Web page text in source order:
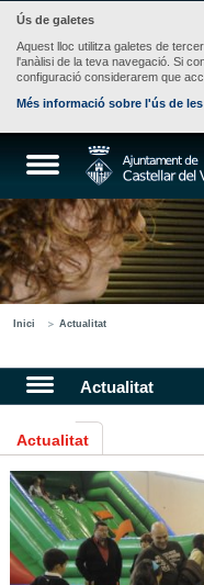
Ús de galetes
Aquest lloc utilitza galetes de
l'anàlisi de la teva navegació. Si
configuració considerarem que
Més informació sobre l'ús de
Inici Actualitat
Actualitat
Actualitat